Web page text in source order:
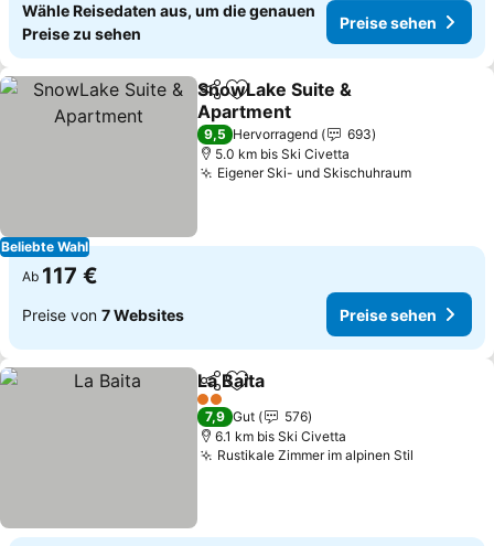
Wähle Reisedaten aus, um die genauen
Preise zu sehen
Preise sehen
Beliebte Wahl
TeilenZu Favoriten hinzufügen
SnowLake Suite &
Apartment
Preise sehen
9,5 Hervorragend
693
5.0 km bis Ski Civetta
Eigener Ski- und SkischuhraumPreise
Ab 117 €
Preise von 7 Websites Preise sehen
TeilenZu Favoriten hinzufügen
La Baita
2 Sterne
7,9 Gut
576
6.1 km bis Ski Civetta
Rustikale Zimmer im alpinen Stil